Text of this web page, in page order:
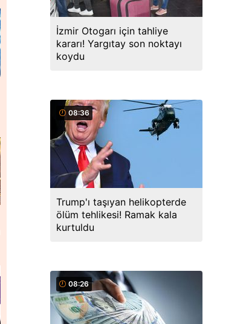
İzmir Otogarı için tahliye
kararı! Yargıtay son noktayı
koydu
08:36
Trump'ı taşıyan helikopterde
ölüm tehlikesi! Ramak kala
kurtuldu
08:26